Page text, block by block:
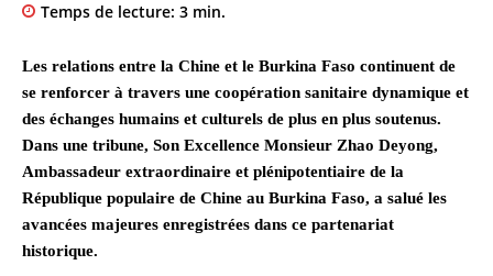
Temps de lecture: 3 min.
Les relations entre la Chine et le Burkina Faso continuent de
se renforcer à travers une coopération sanitaire dynamique et
des échanges humains et culturels de plus en plus soutenus.
Dans une tribune, Son Excellence Monsieur Zhao Deyong,
Ambassadeur extraordinaire et plénipotentiaire de la
République populaire de Chine au Burkina Faso, a salué les
avancées majeures enregistrées dans ce partenariat
historique.